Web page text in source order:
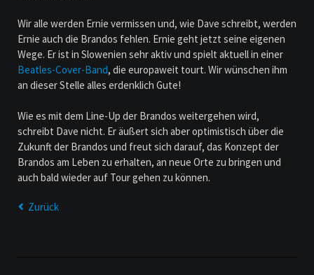
Wir alle werden Ernie vermissen und, wie Dave schreibt, werden
Ernie auch die Brandos fehlen. Ernie geht jetzt seine eigenen
Wege. Er ist in Slowenien sehr aktiv und spielt aktuell in einer
Beatles-Cover-Band, die europaweit tourt. Wir wünschen ihm
an dieser Stelle alles erdenklich Gute!
Wie es mit dem Line-Up der Brandos weitergehen wird,
schreibt Dave nicht. Er äußert sich aber optimistisch über die
Zukunft der Brandos und freut sich darauf, das Konzept der
Brandos am Leben zu erhalten, an neue Orte zu bringen und
auch bald wieder auf Tour gehen zu können.
Zurück